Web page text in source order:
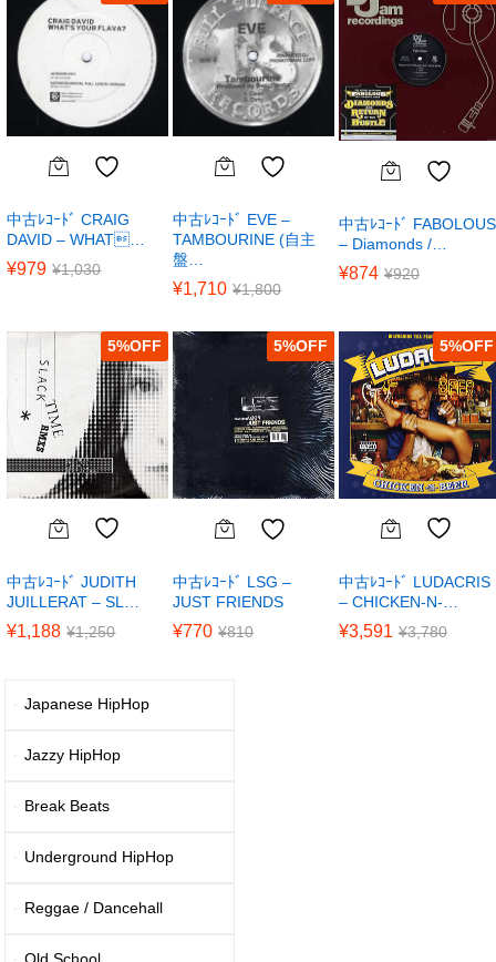
中古ﾚｺｰﾄﾞ CRAIG
DAVID – WHAT…
¥979 ¥1,030
中古ﾚｺｰﾄﾞ EVE –
TAMBOURINE (自主
盤…
¥1,710 ¥1,800
中古ﾚｺｰﾄﾞ FABOLOUS
– Diamonds /…
¥874 ¥920
5%
中古ﾚｺｰﾄﾞ JUDITH
JUILLERAT – SL…
¥1,188 ¥1,250
5%
中古ﾚｺｰﾄﾞ LSG –
JUST FRIENDS
¥770 ¥810
5%
中古ﾚｺｰﾄﾞ LUDACRIS
– CHICKEN-N-…
¥3,591 ¥3,780
Japanese HipHop
Jazzy HipHop
Break Beats
Underground HipHop
Reggae / Dancehall
Old School